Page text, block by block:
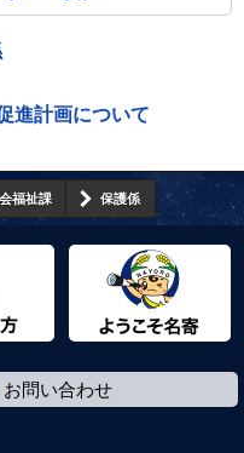
進計画について
福祉課 保護係
お問い合わせ